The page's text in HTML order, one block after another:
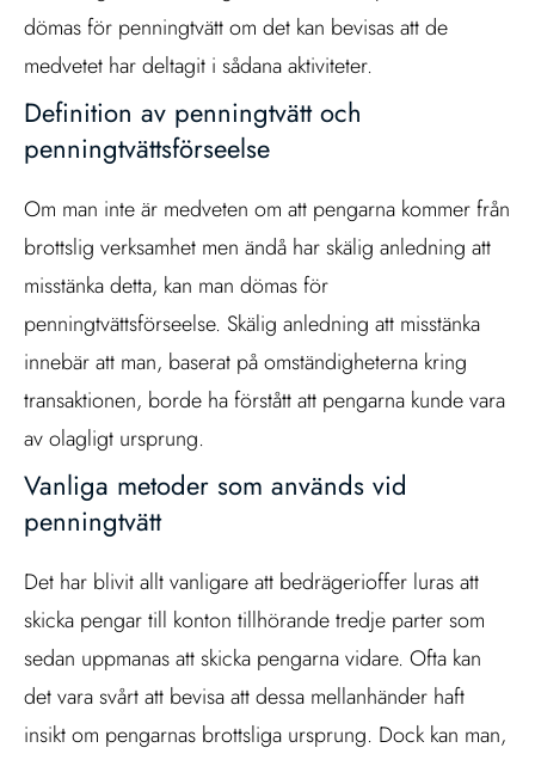
dömas för penningtvätt om det kan bevisas att de
medvetet har deltagit i sådana aktiviteter.
Definition av penningtvätt och
penningtvättsförseelse
Om man inte är medveten om att pengarna kommer från
brottslig verksamhet men ändå har skälig anledning att
misstänka detta, kan man dömas för
penningtvättsförseelse. Skälig anledning att misstänka
innebär att man, baserat på omständigheterna kring
transaktionen, borde ha förstått att pengarna kunde vara
av olagligt ursprung.
Vanliga metoder som används vid
penningtvätt
Det har blivit allt vanligare att bedrägerioffer luras att
skicka pengar till konton tillhörande tredje parter som
sedan uppmanas att skicka pengarna vidare. Ofta kan
det vara svårt att bevisa att dessa mellanhänder haft
insikt om pengarnas brottsliga ursprung. Dock kan man,